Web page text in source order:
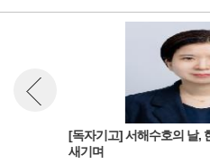
[독자기고] 서해수호의 날,
새기며
뉴스 이전보기